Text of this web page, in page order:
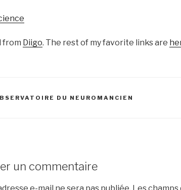
from Diigo. The rest of my favorite links are
DU NEUROMANCIEN
un commentaire